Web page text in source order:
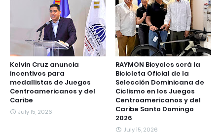
Kelvin Cruz anuncia
incentivos para
medallistas de Juegos
Centroamericanos y del
Caribe
July 15, 2026
RAYMON Bicycles será la
Bicicleta Oficial de la
Selección Dominicana de
Ciclismo en los Juegos
Centroamericanos y del
Caribe Santo Domingo
2026
July 15, 2026